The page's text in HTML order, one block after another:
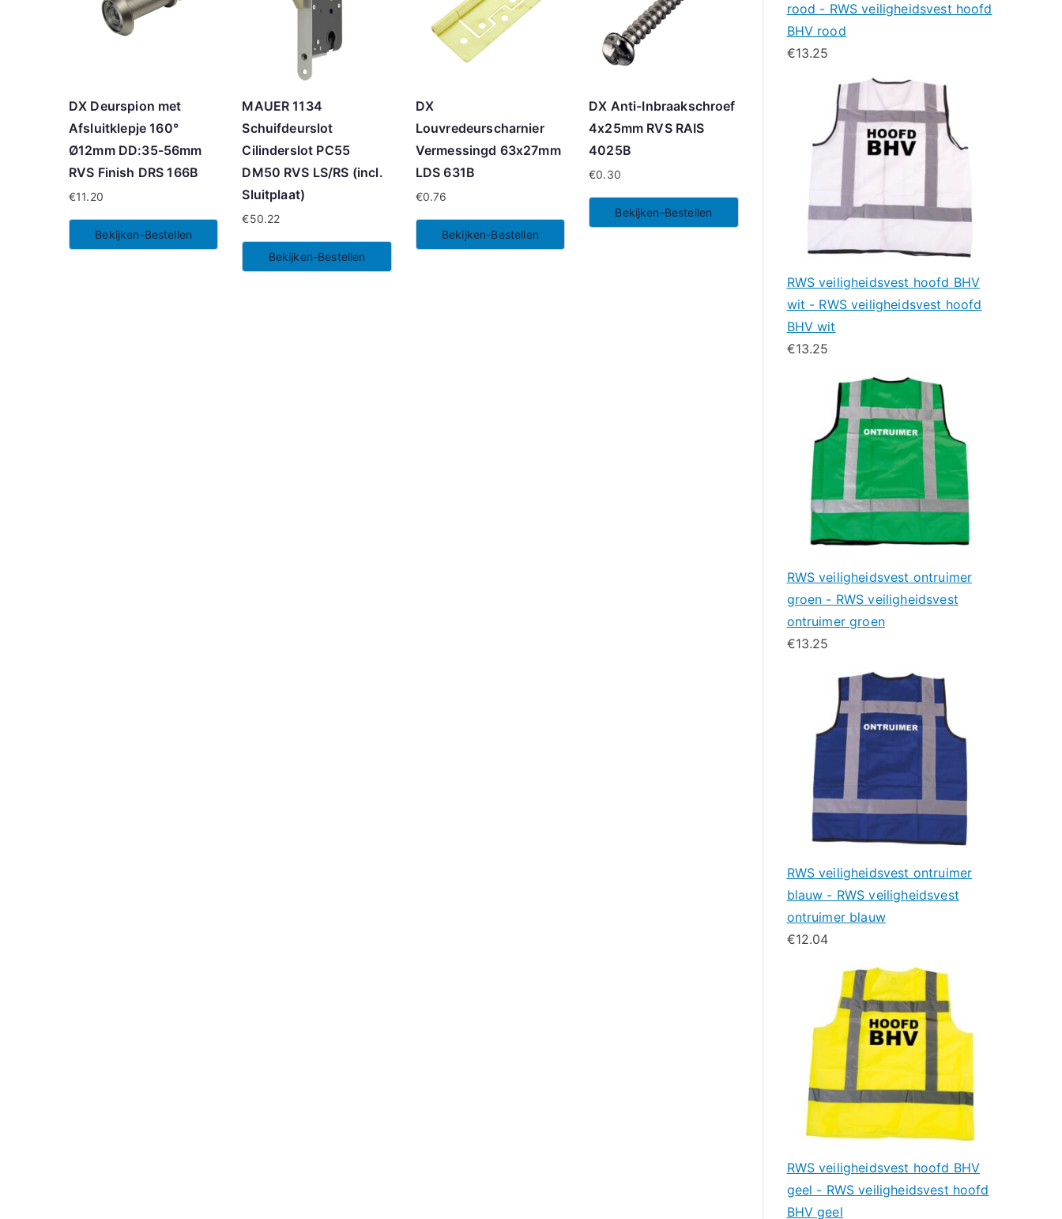
DX Deurspion met
Afsluitklepje 160°
Ø12mm DD:35-56mm
RVS Finish DRS 166B
€11.20
Bekijken-Bestellen
MAUER 1134
Schuifdeurslot
Cilinderslot PC55
DM50 RVS LS/RS (incl.
Sluitplaat)
€50.22
Bekijken-Bestellen
DX
Louvredeurscharnier
Vermessingd 63x27mm
LDS 631B
€0.76
Bekijken-Bestellen
DX Anti-Inbraakschroef
4x25mm RVS RAIS
4025B
€0.30
Bekijken-Bestellen
rood - RWS veiligheidsvest hoofd
BHV rood
€13.25
RWS veiligheidsvest hoofd BHV
wit - RWS veiligheidsvest hoofd
BHV wit
€13.25
RWS veiligheidsvest ontruimer
groen - RWS veiligheidsvest
ontruimer groen
€13.25
RWS veiligheidsvest ontruimer
blauw - RWS veiligheidsvest
ontruimer blauw
€12.04
RWS veiligheidsvest hoofd BHV
geel - RWS veiligheidsvest hoofd
BHV geel